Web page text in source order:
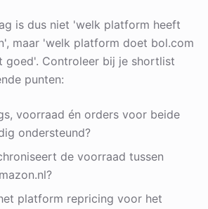
is dus niet 'welk platform heeft
maar 'welk platform doet bol.com
goed'. Controleer bij je shortlist
punten:
voorraad én orders voor beide
ondersteund?
de voorraad tussen
platform repricing voor het